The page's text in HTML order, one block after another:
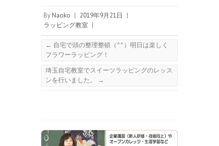
By Naoko | 2019年9月21日
|
ラッピング教室 |
← 自宅で頭の整理整頓（^^）明日は楽しく
フラワーラッピング！
埼玉自宅教室でスイーツラッピングのレッス
ンを行いました。
→